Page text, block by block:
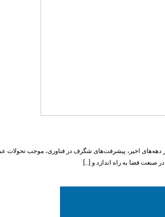
اخیر، پیشرفت‌های شگرف در فناوری، موجب تحولات
صنعت فضا به راه اندازد و […]